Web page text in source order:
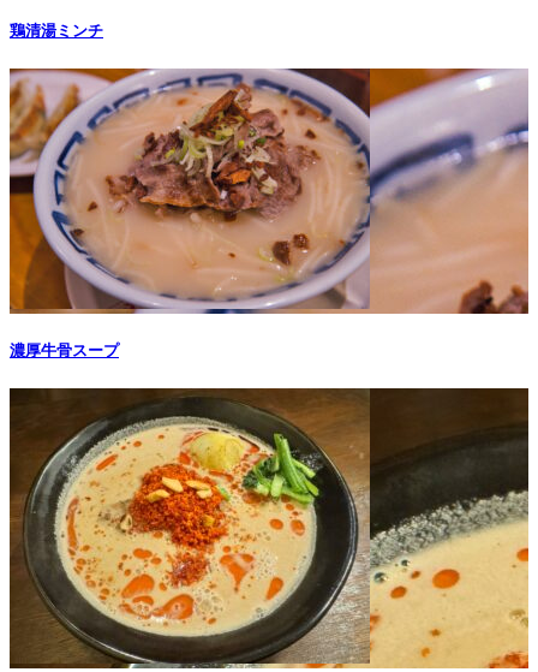
鶏清湯ミンチ
濃厚牛骨スープ